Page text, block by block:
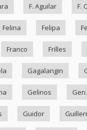
F. Aguilar F.
Felina Felipa
Franco Frilles
Gagalangin
Gelinos
Guidor